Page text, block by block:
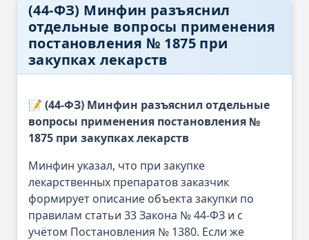
(44-ФЗ) Минфин разъяснил
отдельные вопросы применения
постановления № 1875 при
закупках лекарств
📝 (44-ФЗ) Минфин разъяснил отдельные
вопросы применения постановления №
1875 при закупках лекарств
Минфин указал, что при закупке
лекарственных препаратов заказчик
формирует описание объекта закупки по
правилам статьи 33 Закона № 44-ФЗ и с
учётом Постановления № 1380. Если же